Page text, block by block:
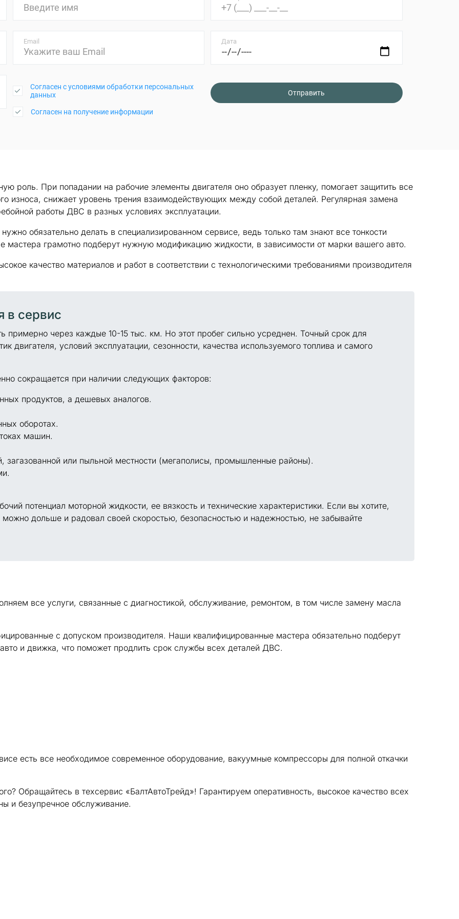
Email
Согласен с условиями обработки персональных
данных
Согласен на получение информации
Дата
роль. При попадании на рабочие элементы двигателя оно образует пленку, помогает защитить все
износа, снижает уровень трения взаимодействующих между собой деталей. Регулярная замена
работы ДВС в разных условиях эксплуатации.
обязательно делать в специализированном сервисе, ведь только там знают все тонкости
мастера грамотно подберут нужную модификацию жидкости, в зависимости от марки вашего авто.
качество материалов и работ в соответствии с технологическими требованиями производителя
в сервис
примерно через каждые 10-15 тыс. км. Но этот пробег сильно усреднен. Точный срок для
двигателя, условий эксплуатации, сезонности, качества используемого топлива и самого
сокращается при наличии следующих факторов:
продуктов, а дешевых аналогов.
оборотах.
машин.
загазованной или пыльной местности (мегаполисы, промышленные районы).
потенциал моторной жидкости, ее вязкость и технические характеристики. Если вы хотите,
дольше и радовал своей скоростью, безопасностью и надежностью, не забывайте
все услуги, связанные с диагностикой, обслуживание, ремонтом, в том числе замену масла
с допуском производителя. Наши квалифицированные мастера обязательно подберут
и движка, что поможет продлить срок службы всех деталей ДВС.
есть все необходимое современное оборудование, вакуумные компрессоры для полной откачки
Обращайтесь в техсервис «БалтАвтоТрейд»! Гарантируем оперативность, высокое качество всех
и безупречное обслуживание.